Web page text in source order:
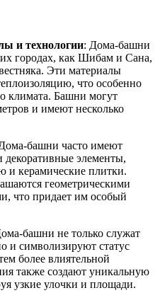
и технологии: Дома-башни
городах, как Шибам и Сана,
Эти материалы
что особенно
климата. Башни могут
и имеют несколько
башни часто имеют
декоративные элементы,
и керамические плитки.
геометрическими
что придает им особый
башни не только служат
символизируют статус
более влиятельной
также создают уникальную
узкие улочки и площади.